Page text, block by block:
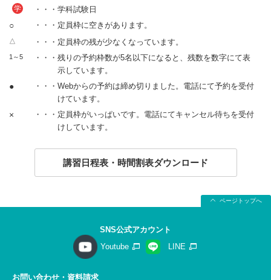
学 ・・・学科試験日
○ ・・・定員枠に空きがあります。
△ ・・・定員枠の残が少なくなっています。
1～5
・・・残りの予約枠数が5名以下になると、残数を数字にて表
示しています。
●
・・・Webからの予約は締め切りました。電話にて予約を受付
けています。
×
・・・定員枠がいっぱいです。電話にてキャンセル待ちを受付
けしています。
講習日程表・時間割表ダウンロード
ページトップへ
SNS公式アカウント
Youtube
LINE
お問い合わせ・資料請求